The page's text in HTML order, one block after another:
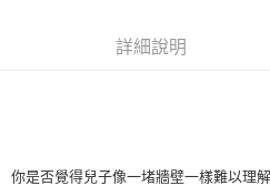
詳細說明
你是否覺得兒子像一堵牆壁一樣難以理